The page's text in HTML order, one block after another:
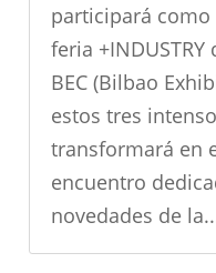
participará
feria
BEC (Bilbao
estos tres
transformará en
encuentro
novedades de